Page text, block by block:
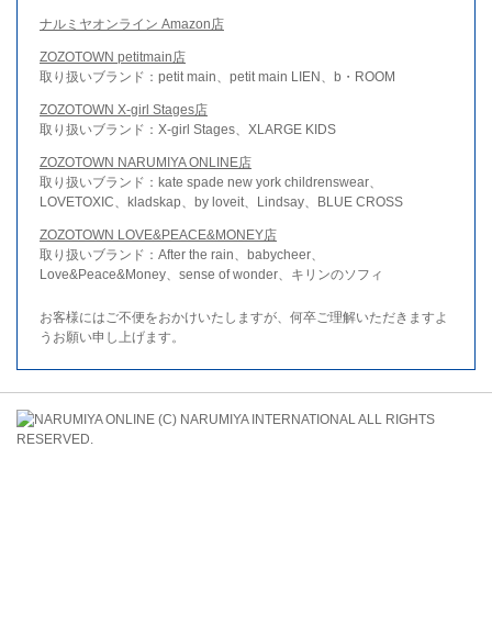
ナルミヤオンライン Amazon店
ZOZOTOWN petitmain店
取り扱いブランド：petit main、petit main LIEN、b・ROOM
ZOZOTOWN X-girl Stages店
取り扱いブランド：X-girl Stages、XLARGE KIDS
ZOZOTOWN NARUMIYA ONLINE店
取り扱いブランド：kate spade new york childrenswear、
LOVETOXIC、kladskap、by loveit、Lindsay、BLUE CROSS
ZOZOTOWN LOVE&PEACE&MONEY店
取り扱いブランド：After the rain、babycheer、
Love&Peace&Money、sense of wonder、キリンのソフィ
お客様にはご不便をおかけいたしますが、何卒ご理解いただきますよ
うお願い申し上げます。